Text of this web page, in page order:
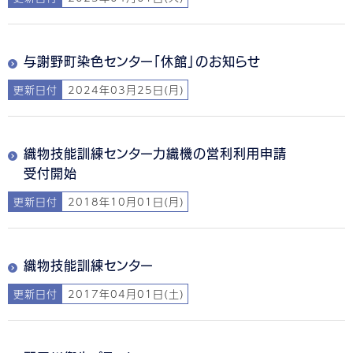
与謝野町染色センター「休館」のお知らせ
更新日付 2024年03月25日(月)
織物技能訓練センター力織機の営利利用申請
受付開始
更新日付 2018年10月01日(月)
織物技能訓練センター
更新日付 2017年04月01日(土)